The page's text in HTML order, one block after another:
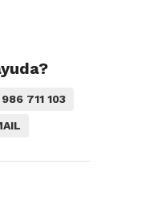
986 711 103